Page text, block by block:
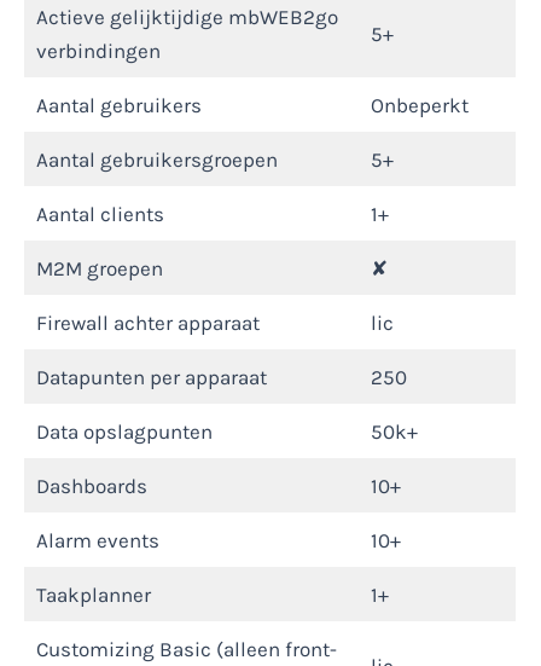
Actieve gelijktijdige mbWEB2go
verbindingen
5+
Aantal gebruikers Onbeperkt
Aantal gebruikersgroepen 5+
Aantal clients 1+
M2M groepen ✘
Firewall achter apparaat lic
Datapunten per apparaat 250
Data opslagpunten 50k+
Dashboards 10+
Alarm events 10+
Taakplanner 1+
Customizing Basic (alleen front-